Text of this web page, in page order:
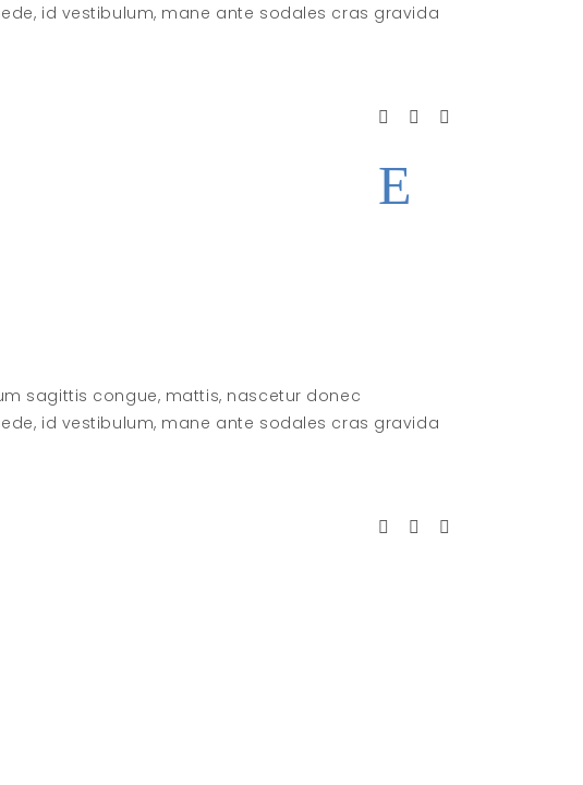
id vestibulum, mane ante sodales cras gravida
sagittis congue, mattis, nascetur donec
id vestibulum, mane ante sodales cras gravida